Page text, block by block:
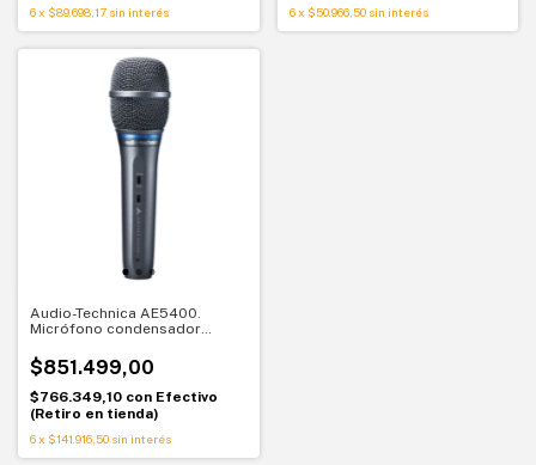
6x $89.698,17 sin interés 6 x $50.966,50 sin interés
Audio-Technica AE5400.
Micrófono condensador
de estudio en escenario
$851.499,00
$766.349,10 con Efectivo
(Retiro en tienda)
6x $141.916,50 sin interés